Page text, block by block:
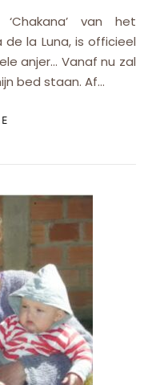
de la Luna, is officieel
anjer… Vanaf nu zal
bed staan. Af…